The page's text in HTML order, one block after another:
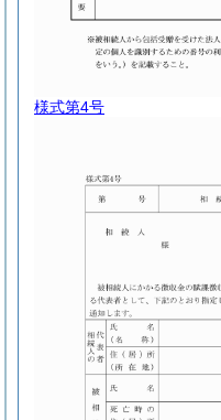
様式第4号